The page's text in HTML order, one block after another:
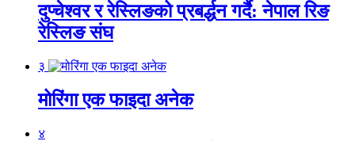
दुप्चेश्वर र रेस्लिङको प्रबर्द्धन गर्दै: नेपाल रिङ
रेस्लिङ संघ
३
मोरिंगा एक फाइदा अनेक
४